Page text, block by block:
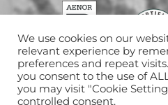
We use cookies on our
relevant experience by
preferences and repeat
you consent to the use of
you may visit "Cookie
controlled consent.